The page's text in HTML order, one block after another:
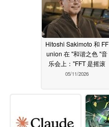
Hitoshi Sakimoto 和 FF
union 在 "和谐之色 "音
乐会上："FFT 是摇滚
05/11/2026